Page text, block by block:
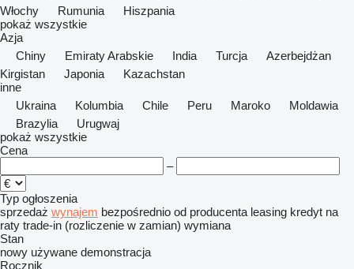
Włochy
Rumunia
Hiszpania
pokaż wszystkie
Azja
Chiny
Emiraty Arabskie India Turcja
Azerbejdżan
Kirgistan
Japonia
Kazachstan
inne
Ukraina
Kolumbia Chile Peru Maroko
Moldawia
Brazylia
Urugwaj
pokaż wszystkie
Cena
–
Typ ogłoszenia
sprzedaż wynajem bezpośrednio od producenta leasing kredyt na
raty trade-in (rozliczenie w zamian) wymiana
Stan
nowy używane demonstracja
Rocznik